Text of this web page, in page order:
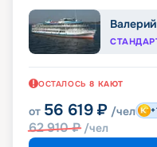
ОСТАЛОСЬ 8 КАЮТ
от 56 619 ₽ /чел
62 910₽ /чел